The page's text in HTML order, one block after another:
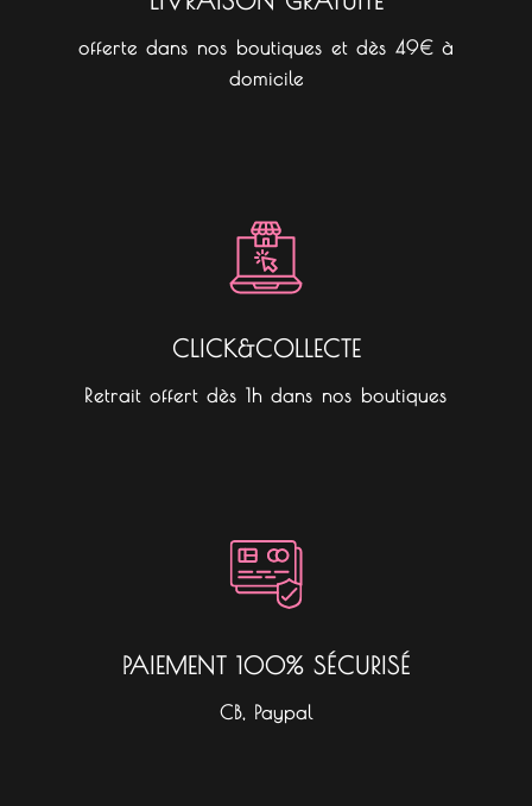
offerte dans nos boutiques et dès 49€ à
domicile
CLICK&COLLECTE
Retrait offert dès 1h dans nos boutiques
PAIEMENT 100% SÉCURISÉ
CB, Paypal